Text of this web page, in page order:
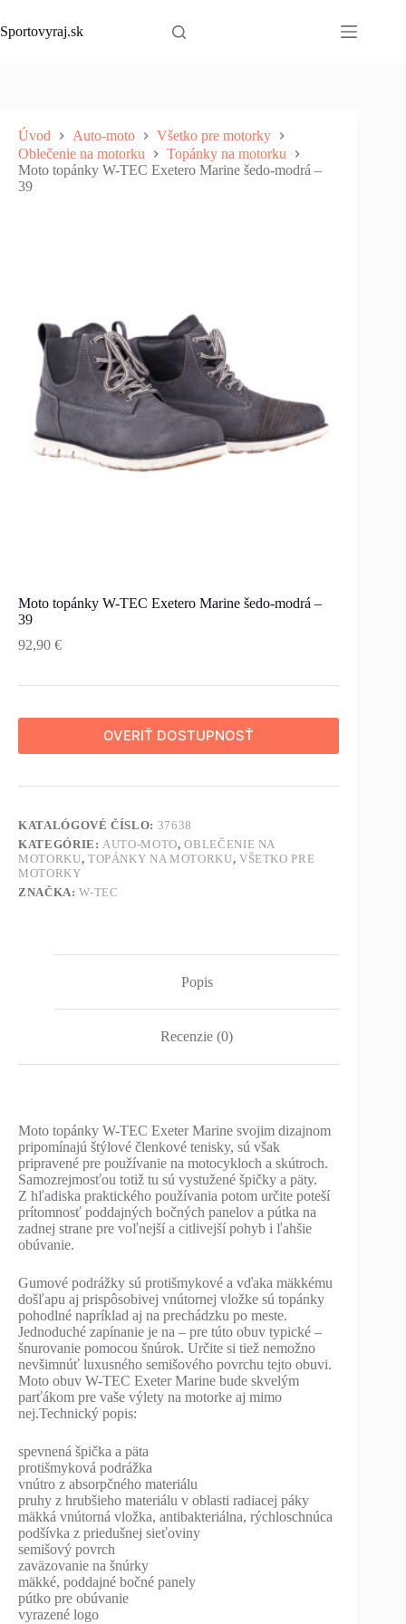
to
content
Sportovyraj.sk
Úvod Auto-moto
Všetko pre motorky
Oblečenie na motorku
Topánky na motorku
Moto topánky W-TEC Exetero Marine šedo-modrá –
39
Moto topánky W-TEC Exetero Marine šedo-modrá –
39
92,90 €
OVERIŤ DOSTUPNOSŤ
KATALÓGOVÉ ČÍSLO: 37638
KATEGÓRIE: AUTO-MOTO,OBLEČENIE NA
MOTORKU, TOPÁNKY NA MOTORKU, VŠETKO PRE
MOTORKY
ZNAČKA:W-TEC
Popis
Recenzie (0)
Moto topánky W-TEC Exeter Marine svojim dizajnom
pripomínajú štýlové členkové tenisky, sú však
pripravené pre používanie na motocykloch a skútroch.
Samozrejmosťou totiž tu sú vystužené špičky a päty.
Z hľadiska praktického používania potom určite poteší
prítomnosť poddajných bočných panelov a pútka na
zadnej strane pre voľnejší a citlivejší pohyb i ľahšie
obúvanie.
Gumové podrážky sú protišmykové a vďaka mäkkému
došľapu aj prispôsobivej vnútornej vložke sú topánky
pohodlné napríklad aj na prechádzku po meste.
Jednoduché zapínanie je na – pre túto obuv typické –
šnurovanie pomocou šnúrok. Určite si tiež nemožno
nevšimnúť luxusného semišového povrchu tejto obuvi.
Moto obuv W-TEC Exeter Marine bude skvelým
parťákom pre vaše výlety na motorke aj mimo
nej.Technický popis:
spevnená špička a päta
protišmyková podrážka
vnútro z absorpčného materiálu
pruhy z hrubšieho materiálu v oblasti radiacej páky
mäkká vnútorná vložka, antibakteriálna, rýchloschnúca
podšívka z priedušnej sieťoviny
semišový povrch
zaväzovanie na šnúrky
mäkké, poddajné bočné panely
pútko pre obúvanie
vyrazené logo